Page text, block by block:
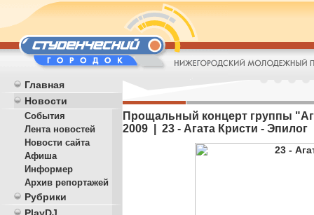
Главная
Новости
События
Лента новостей
Новости сайта
Афиша
Информер
Архив репортажей
Рубрики
Прощальный концерт группы
2009 | 23 - Агата Кристи - Эпилог